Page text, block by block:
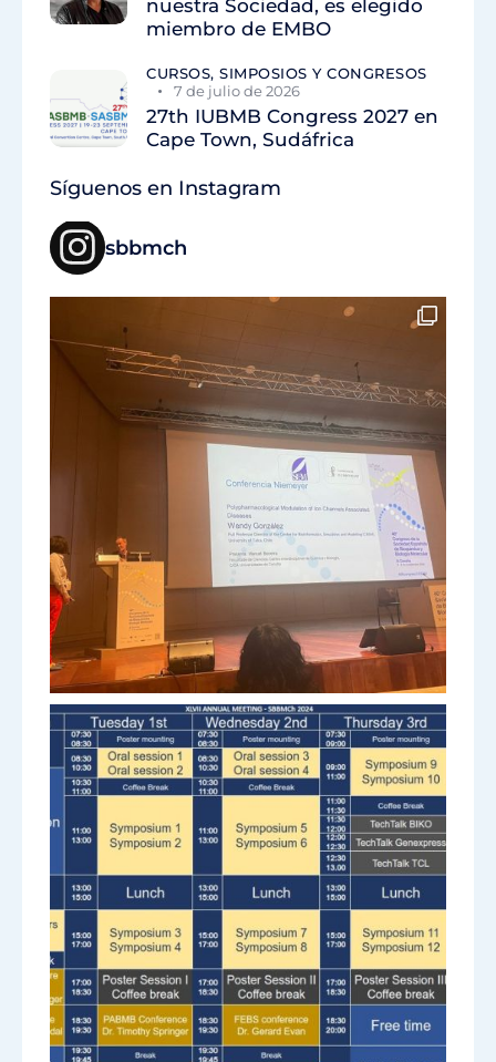
nuestra Sociedad, es elegido
miembro de EMBO
CURSOS, SIMPOSIOS Y CONGRESOS
7 de julio de 2026
27th IUBMB Congress 2027 en
Cape Town, Sudáfrica
Síguenos en Instagram
sbbmch